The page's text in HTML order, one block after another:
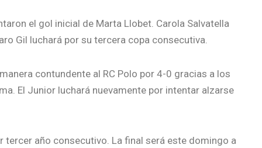
el gol inicial de Marta Llobet. Carola Salvatella
Gil luchará por su tercera copa consecutiva.
contundente al RC Polo por 4-0 gracias a los
El Junior luchará nuevamente por intentar alzarse
tercer año consecutivo. La final será este domingo a